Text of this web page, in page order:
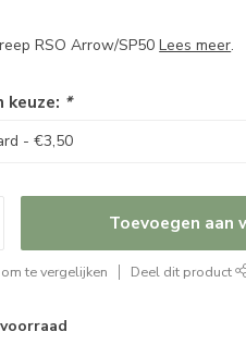
RSO Arrow/SP50Lees meer.
keuze: *
Toevoegen aan
te vergelijken Deel dit product